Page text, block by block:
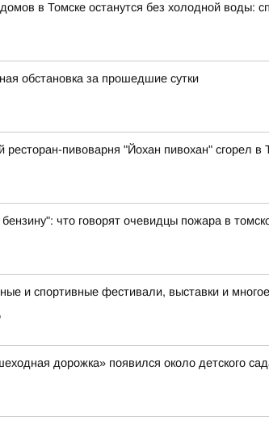
в Томске останутся без холодной воды:
обстановка за прошедшие сутки
ресторан-пивоварня "Йохан пивохан" сгорел в
что говорят очевидцы пожара в
и спортивные фестивали, выставки и
дорожка» появился около детского